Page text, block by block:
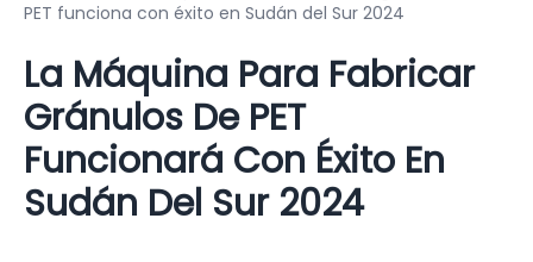
PET funciona con éxito en Sudán del Sur 2024
La Máquina Para Fabricar
Gránulos De PET
Funcionará Con Éxito En
Sudán Del Sur 2024